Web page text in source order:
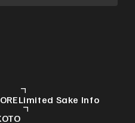
Limited Sake Info